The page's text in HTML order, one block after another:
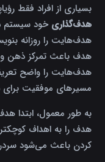
بسیاری از افراد فقط
هدف‌گذاری خود سیستم
هدف‌هایت را روزانه
هدف باعث تمرکز ذهن
هدف‌هایت را واضح
مسیرهای موفقیت
به طور معمول، ابتدا
هدف را به اهداف
کردن باعث می‌شود